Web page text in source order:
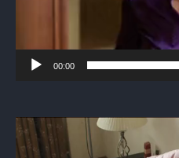
00:00
Видеоплеер